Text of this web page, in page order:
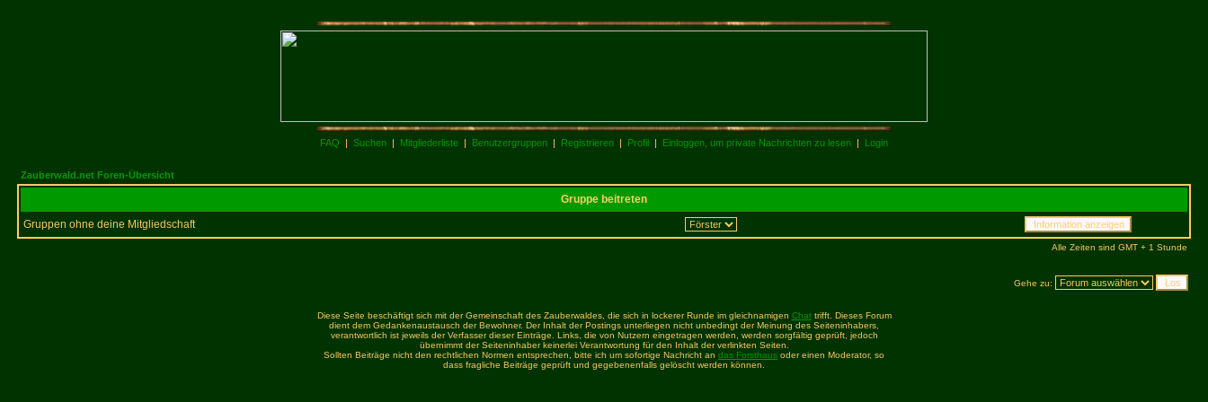
FAQ | Suchen | Mitgliederliste | Benutzergruppen | Registrieren | Profil | Einloggen, um private Nachrichten zu lesen | Login
Zauberwald.net Foren-Übersicht
Gruppe beitreten
Gruppen ohne deine Mitgliedschaft
Alle Zeiten sind GMT + 1 Stunde
Gehe zu:
Diese Seite beschäftigt sich mit der Gemeinschaft des Zauberwaldes, die sich in lockerer Runde im gleichnamigen Chattrifft. Dieses Forum
dient dem Gedankenaustausch der Bewohner. Der Inhalt der Postings unterliegen nicht unbedingt der Meinung des Seiteninhabers,
verantwortlich ist jeweils der Verfasser dieser Einträge. Links, die von Nutzern eingetragen werden, werden sorgfältig geprüft, jedoch
übernimmt der Seiteninhaber keinerlei Verantwortung für den Inhalt der verlinkten Seiten.
Sollten Beiträge nicht den rechtlichen Normen entsprechen, bitte ich um sofortige Nachricht an das Forsthaus oder einen Moderator, so
dass fragliche Beiträge geprüft und gegebenenfalls gelöscht werden können.